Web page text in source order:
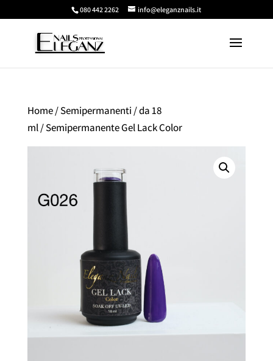
080 442 2262 info@eleganznails.it
Home/Semipermanenti /da 18
ml/ Semipermanente Gel Lack Color